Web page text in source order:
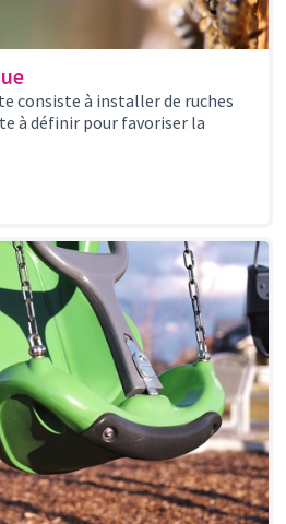
consiste à installer de ruches
à définir pour favoriser la